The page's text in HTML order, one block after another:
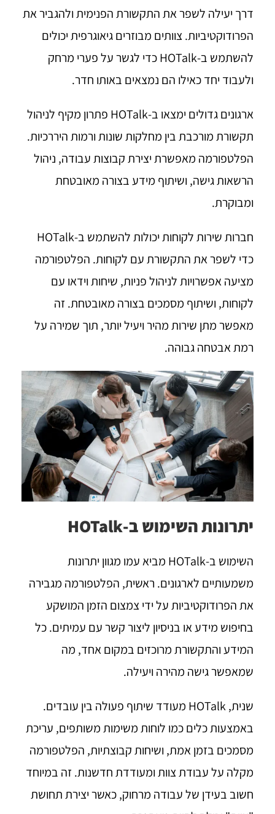
דרך יעילה לשפר את התקשורת הפנימית ולהגביר את
הפרודוקטיביות. צוותים מבוזרים גיאוגרפית יכולים
להשתמש ב-HOTalk כדי לגשר על פערי מרחק
ולעבוד יחד כאילו הם נמצאים באותו חדר.
ארגונים גדולים ימצאו ב-HOTalk פתרון מקיף לניהול
תקשורת מורכבת בין מחלקות שונות ורמות היררכיות.
הפלטפורמה מאפשרת יצירת קבוצות עבודה, ניהול
הרשאות גישה, ושיתוף מידע בצורה מאובטחת
ומבוקרת.
חברות שירות לקוחות יכולות להשתמש ב-HOTalk
כדי לשפר את התקשורת עם לקוחות. הפלטפורמה
מציעה אפשרויות לניהול פניות, שיחות וידאו עם
לקוחות, ושיתוף מסמכים בצורה מאובטחת. זה
מאפשר מתן שירות מהיר ויעיל יותר, תוך שמירה על
רמת אבטחה גבוהה.
יתרונות השימוש ב-HOTalk
השימוש ב-HOTalk מביא עמו מגוון יתרונות
משמעותיים לארגונים. ראשית, הפלטפורמה מגבירה
את הפרודוקטיביות על ידי צמצום הזמן המושקע
בחיפוש מידע או בניסיון ליצור קשר עם עמיתים. כל
המידע והתקשורת מרוכזים במקום אחד, מה
שמאפשר גישה מהירה ויעילה.
שנית, HOTalk מעודד שיתוף פעולה בין עובדים.
באמצעות כלים כמו לוחות משימות משותפים, עריכת
מסמכים בזמן אמת, ושיחות קבוצתיות, הפלטפורמה
מקלה על עבודת צוות ומעודדת חדשנות. זה במיוחד
חשוב בעידן של עבודה מרחוק, כאשר יצירת תחושת